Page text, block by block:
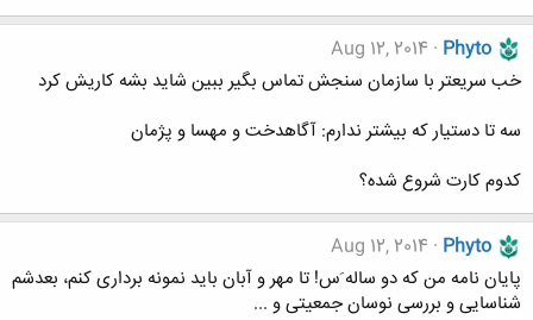
Phyto
Aug 12, 2014
خب سریعتر با سازمان سنجش تماس بگیر ببین شاید بشه کاریش کرد
سه تا دستیار که بیشتر ندارم: آگاهدخت و مهسا و پژمان
کدوم کارت شروع شده؟
Phyto
Aug 12, 2014
پایان نامه من که دو ساله َس! تا مهر و آبان باید نمونه برداری کنم، بعدشم
شناسایی و بررسی نوسان جمعیتی و ...